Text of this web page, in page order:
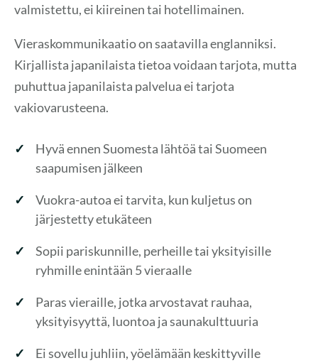
valmistettu, ei kiireinen tai hotellimainen.
Vieraskommunikaatio on saatavilla englanniksi.
Kirjallista japanilaista tietoa voidaan tarjota, mutta
puhuttua japanilaista palvelua ei tarjota
vakiovarusteena.
Hyvä ennen Suomesta lähtöä tai Suomeen
saapumisen jälkeen
Vuokra-autoa ei tarvita, kun kuljetus on
järjestetty etukäteen
Sopii pariskunnille, perheille tai yksityisille
ryhmille enintään 5 vieraalle
Paras vieraille, jotka arvostavat rauhaa,
yksityisyyttä, luontoa ja saunakulttuuria
Ei sovellu juhliin, yöelämään keskittyville